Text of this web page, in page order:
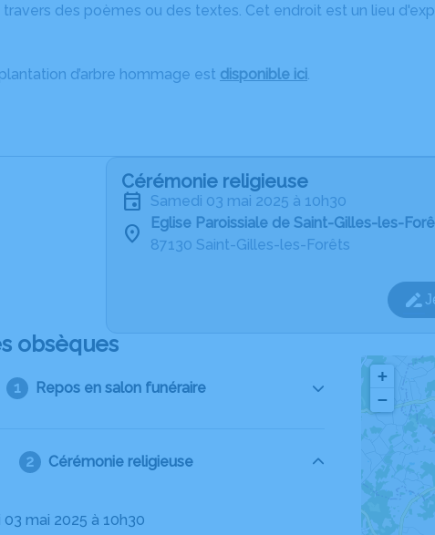
des poèmes ou des textes. Cet endroit est un lieu
d’arbre hommage est disponible ici.
Cérémonie religieuse
samedi 03 mai 2025 à 10h30
Eglise Paroissiale de Saint-Gilles-les-
87130 Saint-Gilles-les-Forêts
obsèques
Repos en salon funéraire
Cérémonie religieuse
03 mai 2025 à 10h30
+
−